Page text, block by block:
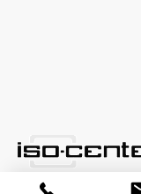
Cno. Carrasco 6500